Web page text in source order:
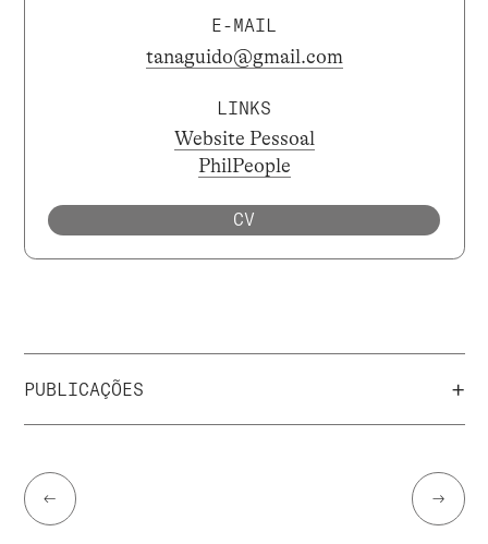
E-MAIL
tanaguido@gmail.com
LINKS
Website Pessoal
PhilPeople
CV
PUBLICAÇÕES +
← →